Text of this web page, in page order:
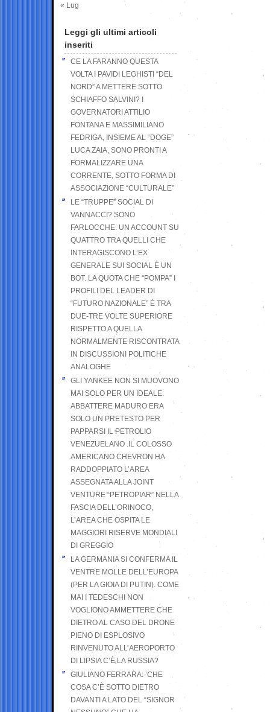
« Lug
Leggi gli ultimi articoli
inseriti
CE LA FARANNO QUESTA
VOLTA I PAVIDI LEGHISTI “DEL
NORD” A METTERE SOTTO
SCHIAFFO SALVINI? I
GOVERNATORI ATTILIO
FONTANA E MASSIMILIANO
FEDRIGA, INSIEME AL “DOGE”
LUCA ZAIA, SONO PRONTI A
FORMALIZZARE UNA
CORRENTE, SOTTO FORMA DI
ASSOCIAZIONE “CULTURALE”
LE “TRUPPE” SOCIAL DI
VANNACCI? SONO
FARLOCCHE: UN ACCOUNT SU
QUATTRO TRA QUELLI CHE
INTERAGISCONO L’EX
GENERALE SUI SOCIAL È UN
BOT. LA QUOTA CHE “POMPA” I
PROFILI DEL LEADER DI
“FUTURO NAZIONALE” È TRA
DUE-TRE VOLTE SUPERIORE
RISPETTO A QUELLA
NORMALMENTE RISCONTRATA
IN DISCUSSIONI POLITICHE
ANALOGHE
GLI YANKEE NON SI MUOVONO
MAI SOLO PER UN IDEALE:
ABBATTERE MADURO ERA
SOLO UN PRETESTO PER
PAPPARSI IL PETROLIO
VENEZUELANO .IL COLOSSO
AMERICANO CHEVRON HA
RADDOPPIATO L’AREA
ASSEGNATA ALLA JOINT
VENTURE “PETROPIAR” NELLA
FASCIA DELL’ORINOCO,
L’AREA CHE OSPITA LE
MAGGIORI RISERVE MONDIALI
DI GREGGIO
LA GERMANIA SI CONFERMA IL
VENTRE MOLLE DELL’EUROPA
(PER LA GIOIA DI PUTIN). COME
MAI I TEDESCHI NON
VOGLIONO AMMETTERE CHE
DIETRO AL CASO DEL DRONE
PIENO DI ESPLOSIVO
RINVENUTO ALL’AEROPORTO
DI LIPSIA C’È LA RUSSIA?
GIULIANO FERRARA: ’CHE
COSA C’È SOTTO DIETRO
DAVANTI A LATO DEL “SIGNOR